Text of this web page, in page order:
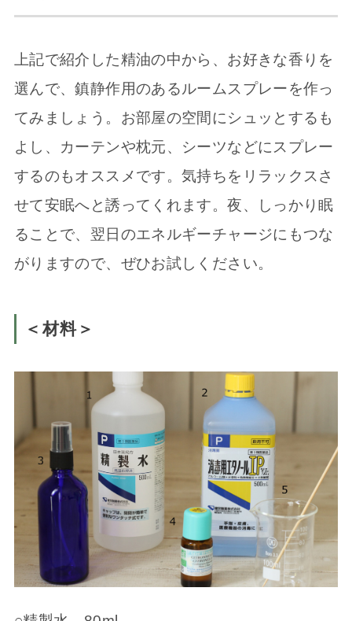
上記で紹介した精油の中から、お好きな香りを
選んで、鎮静作用のあるルームスプレーを作っ
てみましょう。お部屋の空間にシュッとするも
よし、カーテンや枕元、シーツなどにスプレー
するのもオススメです。気持ちをリラックスさ
せて安眠へと誘ってくれます。夜、しっかり眠
ることで、翌日のエネルギーチャージにもつな
がりますので、ぜひお試しください。
＜材料＞